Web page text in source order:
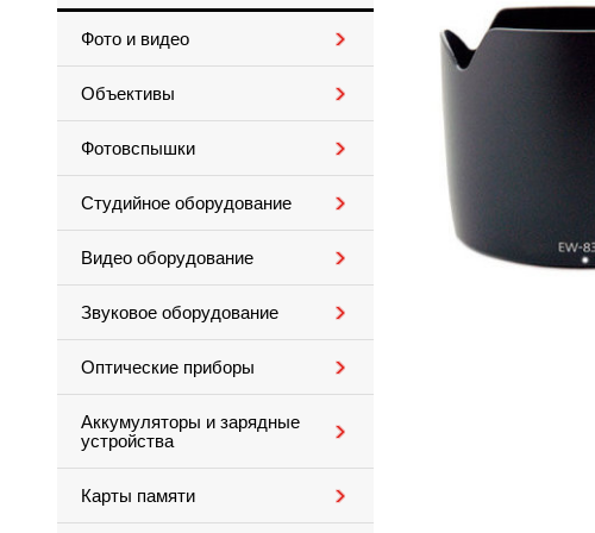
Фото и видео
Объективы
Фотовспышки
Студийное оборудование
Видео оборудование
Звуковое оборудование
Оптические приборы
Аккумуляторы и зарядные
устройства
Карты памяти